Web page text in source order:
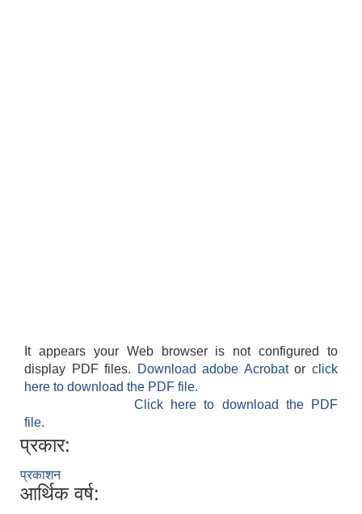
It appears your Web browser is not configured to
display PDF files.
Download adobe Acrobatorclick
here to download the PDF file.
Click here to download the PDF
file.
प्रकार:
प्रकाशन
आर्थिक वर्ष: